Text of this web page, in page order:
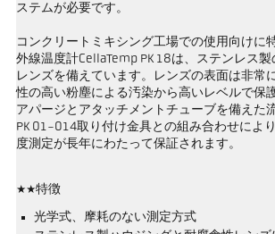
ステムが必要です。
コンクリートミキシング工場での使用向けに
外線温度計CellaTemp PK 18は、ステンレス
レンズを備えています。レンズの表面は非常
性の高い粉塵による汚染から高いレベルで保
アパージとアタッチメントチューブを備えた
PK 01-014取り付け金具との組み合わせによ
度測定が長年にわたって保証されます。
**特徴
光学式、摩耗のない測定方式